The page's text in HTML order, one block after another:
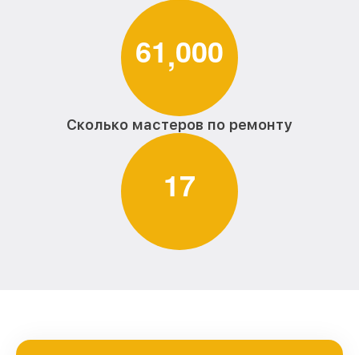
61,000
Сколько мастеров по ремонту
17